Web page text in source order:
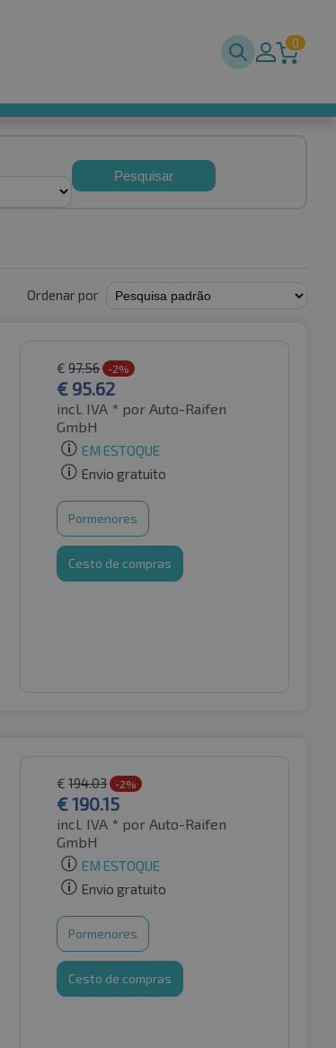
0
Pesquisar
Ordenar por
€ 97.56 -2%
€ 95.62
incl. IVA * por Auto-Raifen
GmbH
EM ESTOQUE
Envio gratuito
Pormenores
Cesto de compras
€ 194.03 -2%
€190.15
incl. IVA * por Auto-Raifen
GmbH
EM ESTOQUE
Envio gratuito
Pormenores
Cesto de compras